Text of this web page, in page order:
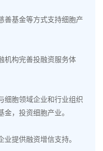
基金等方式支持细胞产
构完善投融资服务体
胞领域企业和行业组织
，投资细胞产业。
提供融资增信支持。